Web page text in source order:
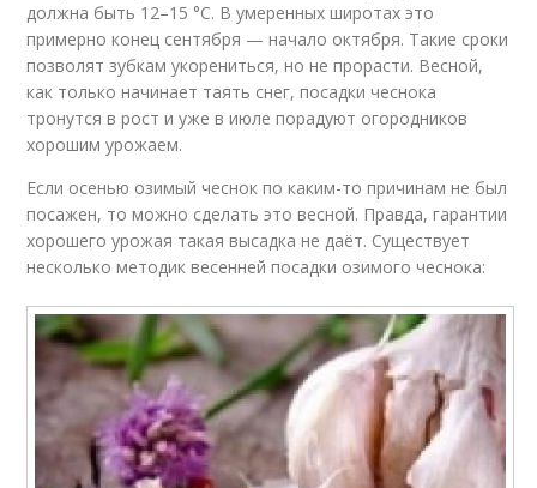
должна быть 12–15 °C. В умеренных широтах это
примерно конец сентября — начало октября. Такие сроки
позволят зубкам укорениться, но не прорасти. Весной,
как только начинает таять снег, посадки чеснока
тронутся в рост и уже в июле порадуют огородников
хорошим урожаем.
Если осенью озимый чеснок по каким-то причинам не был
посажен, то можно сделать это весной. Правда, гарантии
хорошего урожая такая высадка не даёт. Существует
несколько методик весенней посадки озимого чеснока: